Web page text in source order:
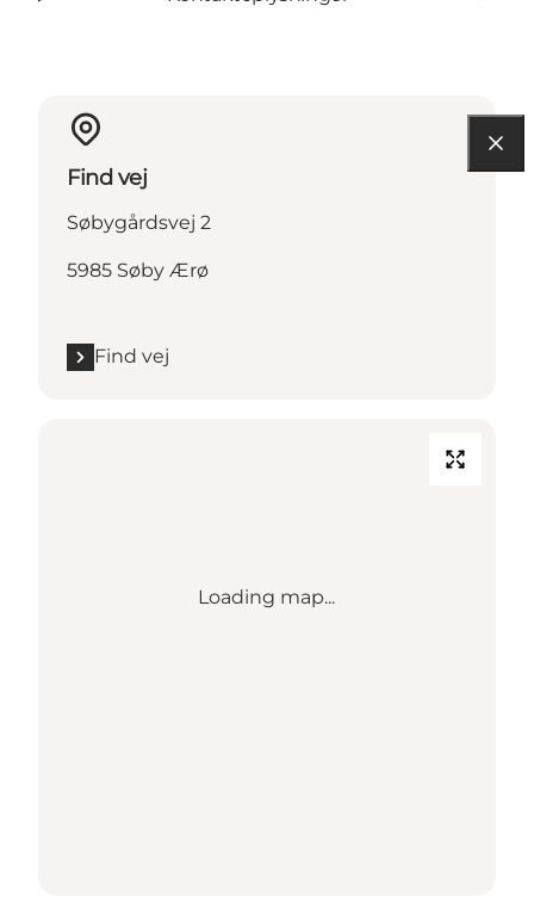
Find vej
Søbygårdsvej 2
5985 Søby Ærø
Find vej
Loading map...